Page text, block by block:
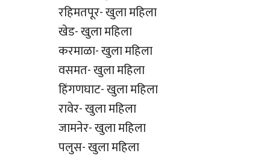
रहिमतपूर- खुला महिला
खेड- खुला महिला
करमाळा- खुला महिला
वसमत- खुला महिला
हिंगणघाट- खुला महिला
रावेर- खुला महिला
जामनेर- खुला महिला
पलुस- खुला महिला